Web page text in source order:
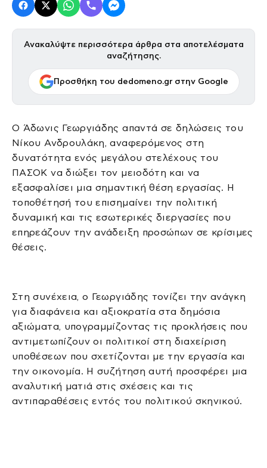
Ανακαλύψτε περισσότερα άρθρα στα αποτελέσματα
αναζήτησης.
Προσθήκη του dedomeno.gr στην Google
Ο Άδωνις Γεωργιάδης απαντά σε δηλώσεις του
Νίκου Ανδρουλάκη, αναφερόμενος στη
δυνατότητα ενός μεγάλου στελέχους του
ΠΑΣΟΚ να διώξει τον μειοδότη και να
εξασφαλίσει μια σημαντική θέση εργασίας. Η
τοποθέτησή του επισημαίνει την πολιτική
δυναμική και τις εσωτερικές διεργασίες που
επηρεάζουν την ανάδειξη προσώπων σε κρίσιμες
θέσεις.
Στη συνέχεια, ο Γεωργιάδης τονίζει την ανάγκη
για διαφάνεια και αξιοκρατία στα δημόσια
αξιώματα, υπογραμμίζοντας τις προκλήσεις που
αντιμετωπίζουν οι πολιτικοί στη διαχείριση
υποθέσεων που σχετίζονται με την εργασία και
την οικονομία. Η συζήτηση αυτή προσφέρει μια
αναλυτική ματιά στις σχέσεις και τις
αντιπαραθέσεις εντός του πολιτικού σκηνικού.